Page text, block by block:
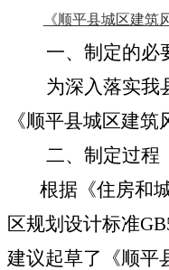
《顺平县城区建筑
一、制定的必
为深入落实我
《顺平县城区建筑
二、 制定过程
根据 《住房和
区规划设计标准
建议起草了 《顺平